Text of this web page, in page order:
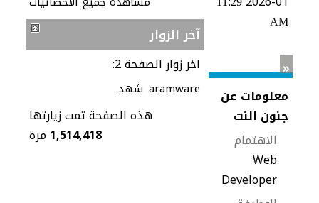
AM
»
معلومات عن
جنون النت
الاهتمام
Web
Developer
آخر الزوار
اخر زوار الصفحة 2:
aramware شهد
هذه الصفحة تمت زيارتها
1,514,418 مرة